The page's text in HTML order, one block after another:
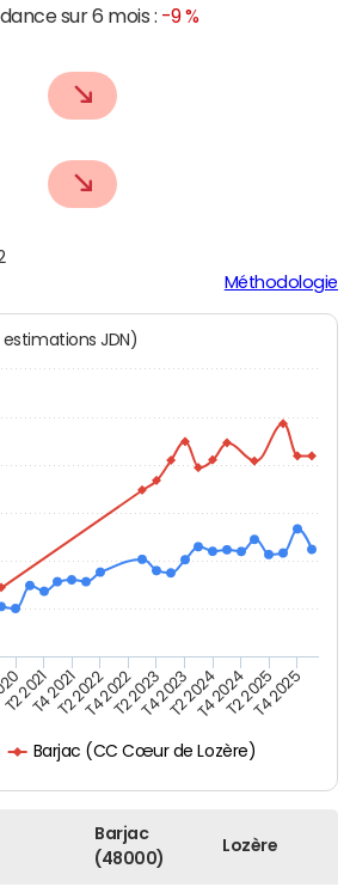
sur 6 mois : -9 %
Méthodologie
: estimations JDN)
Barjac (CC Cœur de Lozère)
T2 2021T4 2021T2 2022T4 2022T2 2023T4 2023T2 2024T4 2024T2 2025T4 2025
Barjac
(48000)
Lozère